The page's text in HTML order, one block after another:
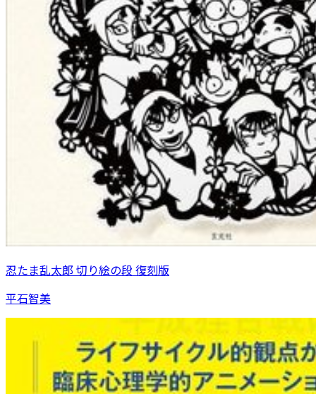
忍たま乱太郎 切り絵の段 復刻版
平石智美